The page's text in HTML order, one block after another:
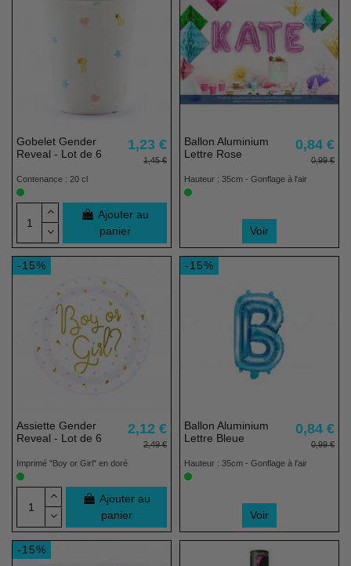
Gobelet Gender
Reveal - Lot de 6
1,23 €
1,45 €
Contenance : 20 cl
Ajouter au
panier
Ballon Aluminium
Lettre Rose
0,84 €
0,99 €
Hauteur : 35cm - Gonflage à l'air
Voir
-15%
Assiette Gender
Reveal - Lot de 6
2,12 €
2,49 €
Imprimé "Boy or Girl" en doré
Ajouter au
panier
-15%
Ballon Aluminium
Lettre Bleue
0,84 €
0,99 €
Hauteur : 35cm - Gonflage à l'air
Voir
-15%